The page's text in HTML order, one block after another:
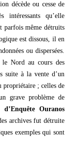
décède ou cesse de
intéressants qu’elle
parfois même détruits
est dissous, il en
ou dispersées.
le Nord au cours des
suite à la vente d’un
propriétaire ; celles de
grave problème de
d’Enquête Ouranos
archives fut détruite
exemples qui sont